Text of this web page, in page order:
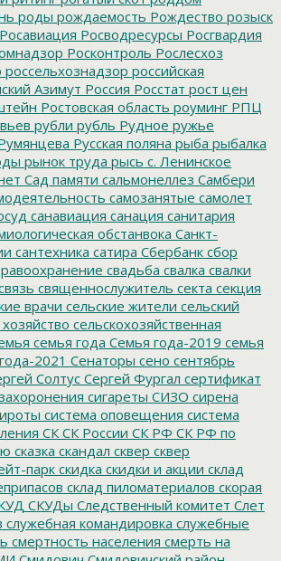
роды рождаемость Рождество розыск
Росавиация Росводресурсы Росгвардия
Росконтроль Рослесхоз
россельхознадзор российская
Азимут Россия Росстат рост цен
Ростовская область роуминг РПЦ
рубли рубль Рудное ружье
Русская поляна рыба рыбалка
рынок труда рысь с. Ленинское
Сад памяти сальмонеллез Самбери
самозанятые самолет
санавиация санация санитария
обстанвока Санкт-
сантехника сатира Сбербанк сбор
свадьба свалка свалки
священнослужитель секта секция
врачи сельские жители сельский
сельскохозяйственная
семья года Семья года-2019 семья
2021 Сенаторы сено сентябрь
СолтусСергей Фургал сертификат
сигареты СИЗО сирена
система оповещения система
СК СК России СК РФ СК РФ по
сказка скандал сквер сквер
паркскидка скидки и акции склад
склад пиломатериалов скорая
СКУДы Следственный комитет Слет
служебная командировка служебные
смертность населения смерть на